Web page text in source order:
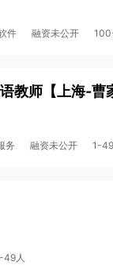
件 融资未公开
教师 【 上海-曹
务 融资未公开 1-
49人